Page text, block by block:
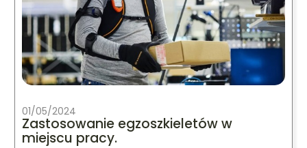
01/05/2024
Zastosowanie egzoszkieletów w
miejscu pracy.